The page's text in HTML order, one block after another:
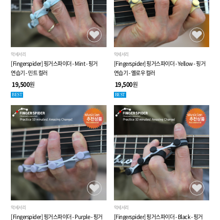
악세서리
[Fingerspider] 핑거스파이더 - Mint - 핑거
연습기 - 민트 컬러
19,500원
BEST
악세서리
[Fingerspider] 핑거스파이더 - Yellow - 핑거
연습기 - 옐로우 컬러
19,500원
BEST
악세서리
[Fingerspider] 핑거스파이더 - Purple - 핑거
악세서리
[Fingerspider] 핑거스파이더 - Black - 핑거